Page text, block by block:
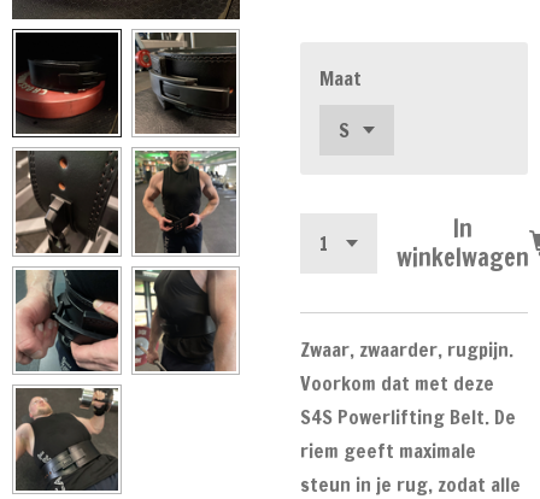
Maat
In
winkelwagen
Zwaar, zwaarder, rugpijn.
Voorkom dat met deze
S4S Powerlifting Belt. De
riem geeft maximale
steun in je rug, zodat alle